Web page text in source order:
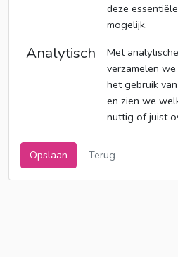
deze
mogelijk.
Analytisch
Met
verzamelen
het gebruik
en zien we
nuttig of juist
Opslaan Terug